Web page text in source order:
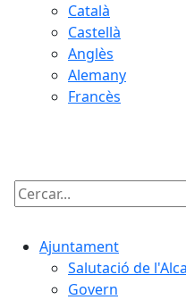
Català
Castellà
Anglès
Alemany
Francès
Cercar:
Ajuntament
Salutació de
Govern